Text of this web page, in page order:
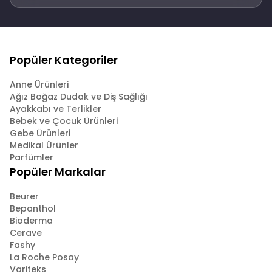
Popüler Kategoriler
Anne Ürünleri
Ağız Boğaz Dudak ve Diş Sağlığı
Ayakkabı ve Terlikler
Bebek ve Çocuk Ürünleri
Gebe Ürünleri
Medikal Ürünler
Parfümler
Popüler Markalar
Beurer
Bepanthol
Bioderma
Cerave
Fashy
La Roche Posay
Variteks